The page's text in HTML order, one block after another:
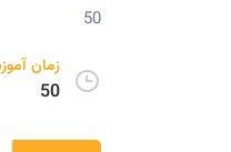
50
زمان
50